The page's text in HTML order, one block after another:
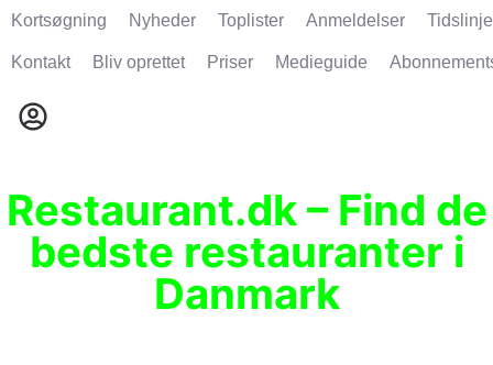
Kortsøgning Nyheder Toplister Anmeldelser Tidslinje
Kontakt Bliv oprettet Priser Medieguide
Restaurant.dk – Find de
bedste restauranter i
Danmark